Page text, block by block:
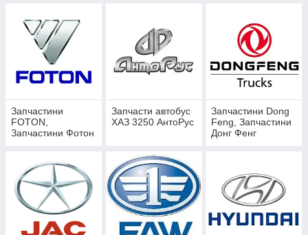
Запчастини
FOTON,
Запчастини Фотон
Запчасти автобус
ХАЗ 3250 АнтоРус
Запчастини Dong
Feng, Запчастини
Донг Фенг